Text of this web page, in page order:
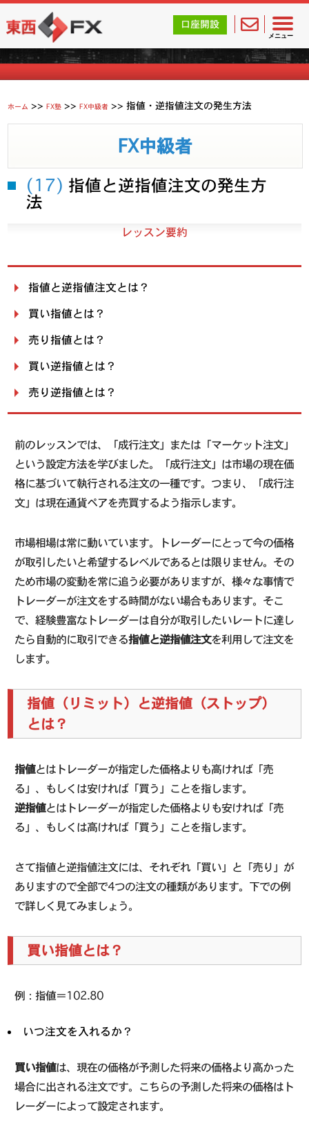
メニュー
東西FX｜海外FX会社（ブローカー）の無料口座開設サポ
口座開設
FXを学ぶ
ホーム >>FX塾 >>FX中級者 >>指値・逆指値注文の発生方法
FX中級者
(17) 指値と逆指値注文の発生方
法
レッスン要約
指値と逆指値注文とは？
買い指値とは？
売り指値とは？
買い逆指値とは？
売り逆指値とは？
前のレッスンでは、「成行注文」または「マーケット注文」
という設定方法を学びました。「成行注文」は市場の現在価
格に基づいて執行される注文の一種です。つまり、「成行注
文」は現在通貨ペアを売買するよう指示します。
市場相場は常に動いています。トレーダーにとって今の価格
が取引したいと希望するレベルであるとは限りません。その
ため市場の変動を常に追う必要がありますが、様々な事情で
トレーダーが注文をする時間がない場合もあります。そこ
で、経験豊富なトレーダーは自分が取引したいレートに達し
たら自動的に取引できる指値と逆指値注文を利用して注文を
します。
指値（リミット）と逆指値（ストップ）
とは？
指値とはトレーダーが指定した価格よりも高ければ「売
る」、もしくは安ければ「買う」ことを指します。
逆指値とはトレーダーが指定した価格よりも安ければ「売
る」、もしくは高ければ「買う」ことを指します。
さて指値と逆指値注文には、それぞれ「買い」と「売り」が
ありますので全部で4つの注文の種類があります。下での例
で詳しく見てみましょう。
買い指値とは？
例：指値＝102.80
いつ注文を入れるか？
買い指値は、現在の価格が予測した将来の価格より高かった
場合に出される注文です。こちらの予測した将来の価格はト
レーダーによって設定されます。